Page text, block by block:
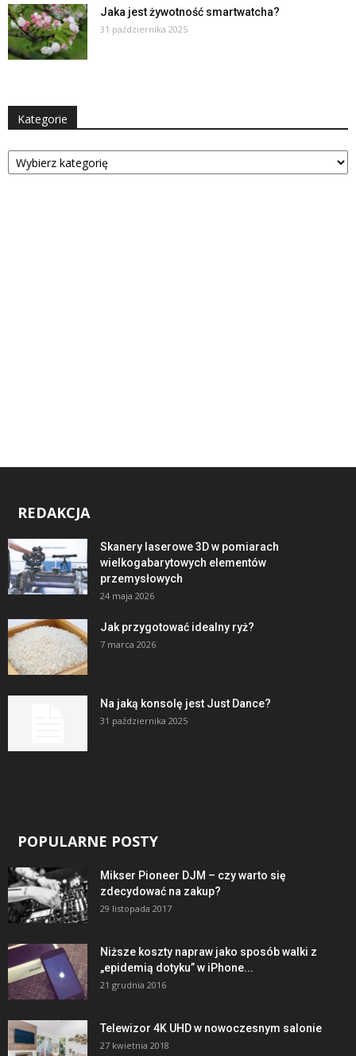
Jaka jest żywotność smartwatcha?
31 października 2025
Kategorie
Kategorie
REDAKCJA
Skanery laserowe 3D w pomiarach
wielkogabarytowych elementów
przemysłowych
24 maja 2026
Jak przygotować idealny ryż?
7 marca 2026
Na jaką konsolę jest Just Dance?
31 października 2025
POPULARNE POSTY
Mikser Pioneer DJM – czy warto się
zdecydować na zakup?
29 listopada 2017
Niższe koszty napraw jako sposób walki z
„epidemią dotyku” w iPhone...
21 grudnia 2016
Telewizor 4K UHD w nowoczesnym salonie
27 kwietnia 2018